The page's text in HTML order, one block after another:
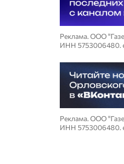
Реклама. ООО
ИНН 5753006480.
Реклама. ООО
ИНН 5753006480.